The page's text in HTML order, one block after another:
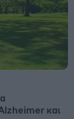
και